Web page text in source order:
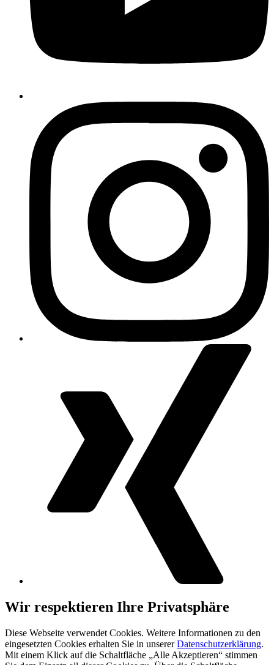
Wir respektieren Ihre Privatsphäre
Diese Webseite verwendet Cookies. Weitere Informationen zu den
eingesetzten Cookies erhalten Sie in unsererDatenschutzerklärung.
Mit einem Klick auf die Schaltfläche „Alle Akzeptieren“ stimmen